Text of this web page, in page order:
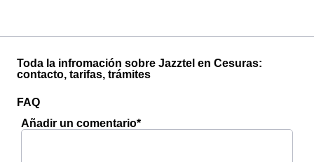
Toda la infromación sobre Jazztel en Cesuras:
contacto, tarifas, trámites
FAQ
Añadir un comentario*